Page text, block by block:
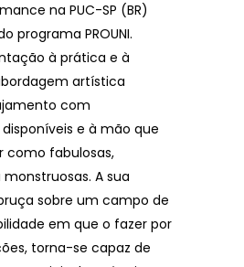
na PUC-SP (BR)
programa PROUNI.
à prática e à
artística
com
e à mão que
como fabulosas,
A sua
sobre um campo de
em que o fazer por
torna-se capaz de